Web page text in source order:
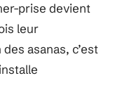
prise devient
leur
asanas, c’est